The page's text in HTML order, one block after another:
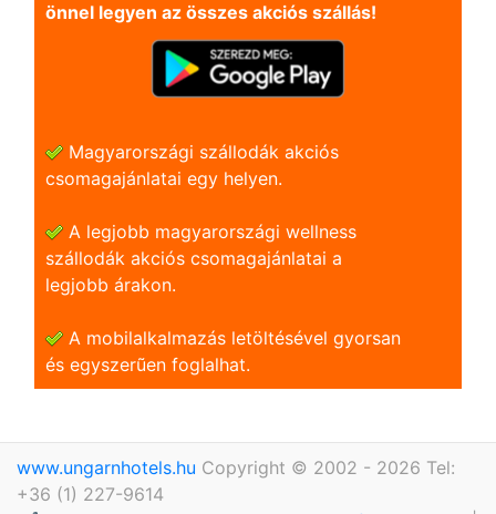
önnel legyen az összes akciós szállás!
Magyarországi szállodák akciós
csomagajánlatai egy helyen.
A legjobb magyarországi wellness
szállodák akciós csomagajánlatai a
legjobb árakon.
A mobilalkalmazás letöltésével gyorsan
és egyszerũen foglalhat.
www.ungarnhotels.hu Copyright © 2002 - 2026 Tel:
+36 (1) 227-9614